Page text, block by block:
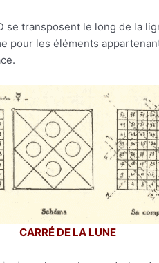
transposent le long de la
pour les éléments
CARRÉ DE LA LUNE